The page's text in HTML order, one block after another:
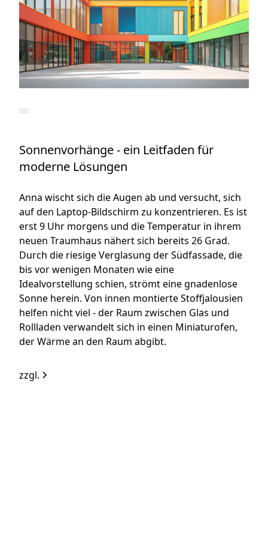
Sonnenvorhänge - ein Leitfaden für
moderne Lösungen
Anna wischt sich die Augen ab und versucht, sich
auf den Laptop-Bildschirm zu konzentrieren. Es ist
erst 9 Uhr morgens und die Temperatur in ihrem
neuen Traumhaus nähert sich bereits 26 Grad.
Durch die riesige Verglasung der Südfassade, die
bis vor wenigen Monaten wie eine
Idealvorstellung schien, strömt eine gnadenlose
Sonne herein. Von innen montierte Stoffjalousien
helfen nicht viel - der Raum zwischen Glas und
Rollladen verwandelt sich in einen Miniaturofen,
der Wärme an den Raum abgibt.
zzgl.